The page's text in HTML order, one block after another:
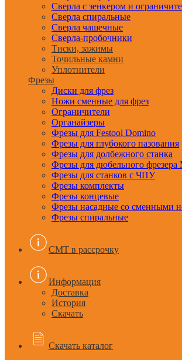
Сверла с зенкером и
Сверла спиральные
Сверла чашечные
Сверла-пробочники
Тиски, зажимы
Точильные камни
Уплотнители
Фрезы
Диски для фрез
Ножи сменные для фрез
Ограничители
Органайзеры
Фрезы для Festool Domino
Фрезы для глубокого пазования
Фрезы для долбежного станка
Фрезы для дюбельного
Фрезы для станков с ЧПУ
Фрезы комплекты
Фрезы концевые
Фрезы насадные со сменными
Фрезы спиральные
CMT в рассрочку
Информация
Доставка
История
Скачать
Скачать каталог